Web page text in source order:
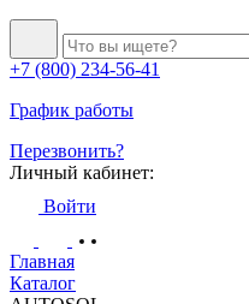
+7 (800) 234-56-41
График работы
Перезвонить?
Личный кабинет:
Войти
Главная
Каталог